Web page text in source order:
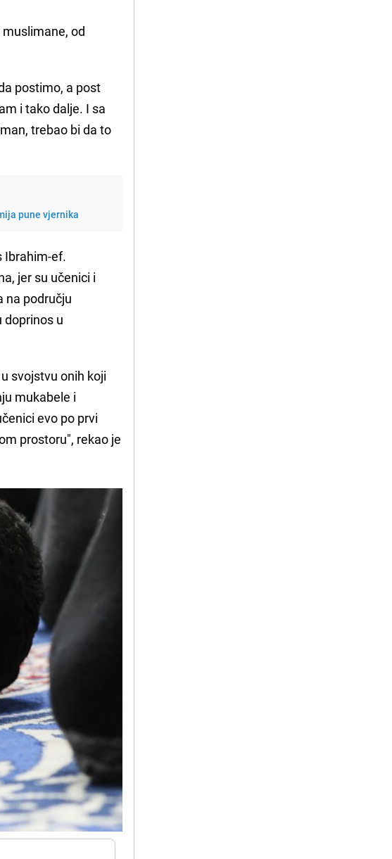
od
postimo, a post
i tako dalje. I sa
trebao bi da to
pune vjernika
Ibrahim-ef.
jer su učenici i
na području
doprinos u
svojstvu onih koji
mukabele i
evo po prvi
prostoru", rekao je